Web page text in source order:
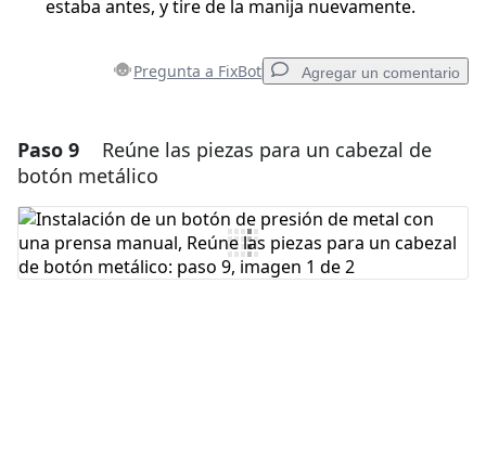
estaba antes, y tire de la manija nuevamente.
Pregunta a FixBot Agregar un comentario
Agregar un comentario
Agregar Comentario
Paso 9
Reúne las piezas para un cabezal de
botón metálico